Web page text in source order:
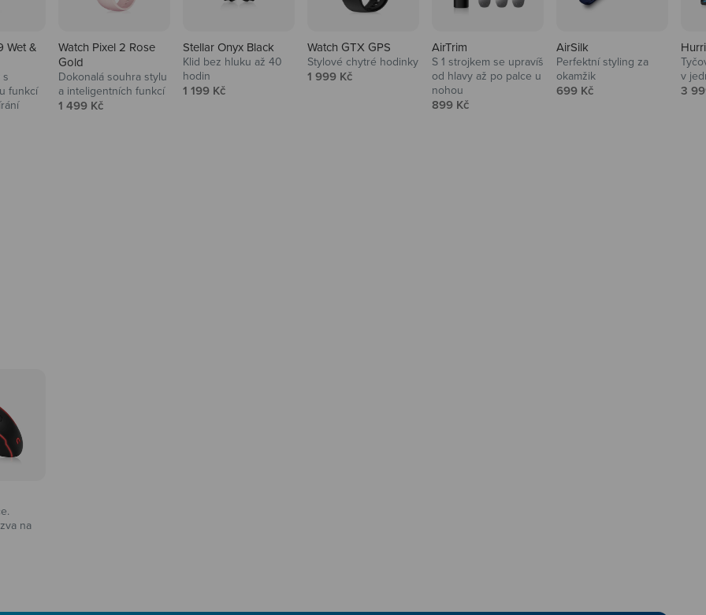
Wet &
s
funkcí
Watch Pixel 2 Rose
Gold
Dokonalá souhra stylu
a inteligentních funkcí
Prodejní cena
1 499 Kč
Stellar Onyx Black
Klid bez hluku až 40
hodin
Prodejní cena
1 199 Kč
Watch GTX GPS
Stylové chytré hodinky
Prodejní cena
1 999 Kč
AirTrim
S 1 strojkem se upravíš
od hlavy až po palce u
nohou
Prodejní cena
899 Kč
AirSilk
Perfektní styling za
okamžik
Prodejní cena
699 Kč
v
3
na